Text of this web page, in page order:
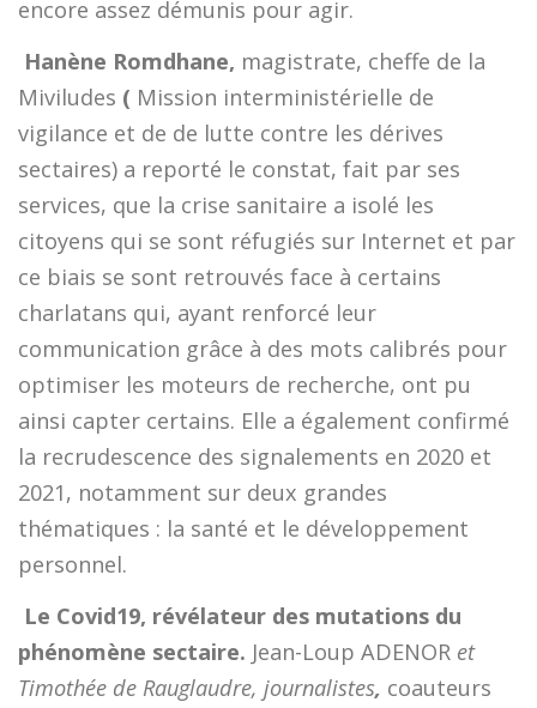
encore assez démunis pour agir.
Hanène Romdhane, magistrate, cheffe de la
Miviludes ( Mission interministérielle de
vigilance et de de lutte contre les dérives
sectaires) a reporté le constat, fait par ses
services, que la crise sanitaire a isolé les
citoyens qui se sont réfugiés sur Internet et par
ce biais se sont retrouvés face à certains
charlatans qui, ayant renforcé leur
communication grâce à des mots calibrés pour
optimiser les moteurs de recherche, ont pu
ainsi capter certains. Elle a également confirmé
la recrudescence des signalements en 2020 et
2021, notamment sur deux grandes
thématiques : la santé et le développement
personnel.
Le Covid19, révélateur des mutations du
phénomène sectaire. Jean-Loup ADENOR et
Timothée de Rauglaudre, journalistes, coauteurs